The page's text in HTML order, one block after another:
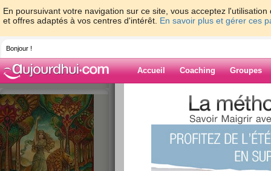
En poursuivant votre navigation sur ce site, vous acceptez
et offres adaptés à vos centres d'intérêt. En savoir plus et gérer ces
Bonjour !
Accueil Coaching Groupes
> truculabonbon
Blog de